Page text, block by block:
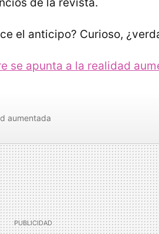
el anticipo? Curioso,
se apunta a la realidad
aumentada